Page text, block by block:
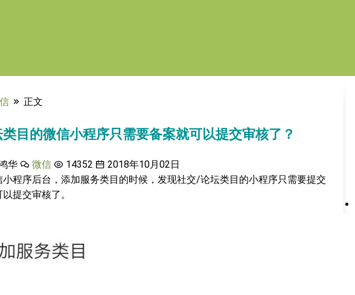
正文
目的微信小程序只需要备案就可以提交审核了？
华 微信 14352
2018年10月02日
小程序后台，添加服务类目的时候，发现社交/论坛类目的小程序只需要提交
提交审核了。